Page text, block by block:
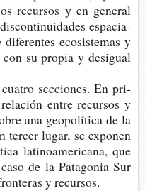
recur­sos y en gene­ral
espa­cia­
eco­sis­te­mas y
con su pro­pia y desigual
sec­cio­nes. En pri­
entre recur­sos y
una geo­po­lí­ti­ca de la
ter­cer lugar, se expo­nen
lati­noa­me­ri­ca­na, que
de la Pata­go­nia Sur
y recursos.